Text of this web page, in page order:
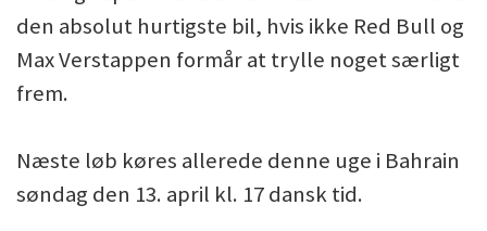
den absolut hurtigste bil, hvis ikke Red Bull og
Max Verstappen formår at trylle noget særligt
frem.
Næste løb køres allerede denne uge i Bahrain
søndag den 13. april kl. 17 dansk tid.